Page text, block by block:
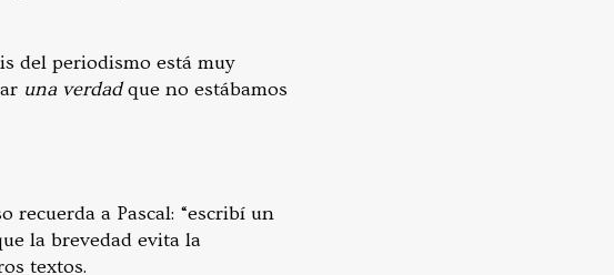
del periodismo está muy
una verdadque no estábamos
recuerda a Pascal: “escribí un
la brevedad evita la
textos.